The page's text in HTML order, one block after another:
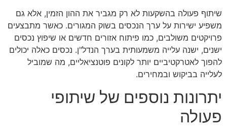
שיתוף פעולה בהשקעות לא רק מגביר את ההון הזמין, אלא גם
משפיע ישירות על ערך הנכסים בשוק המגורים. כאשר מתבצעים
פרויקטים משולבים, כמו פיתוח אזורים חדשים או שיפוץ נכסים
ישנים, ישנה עלייה משמעותית בערך הנדל"ן. נכסים כאלה יכולים
להפוך לאטרקטיביים יותר לקונים פוטנציאליים, מה שמוביל
לעלייה בביקוש ובמחירים.
יתרונות נוספים של שיתופי
פעולה